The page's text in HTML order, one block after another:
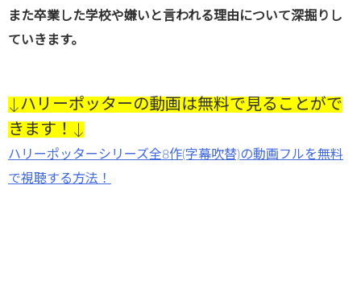
また卒業した学校や嫌いと言われる理由について深掘りし
ていきます。
↓ハリーポッターの動画は無料で見ることがで
きます！↓
ハリーポッターシリーズ全8作(字幕吹替)の動画フルを無料
で視聴する方法！